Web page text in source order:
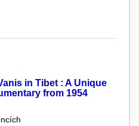
in Tibet : A Unique
from 1954